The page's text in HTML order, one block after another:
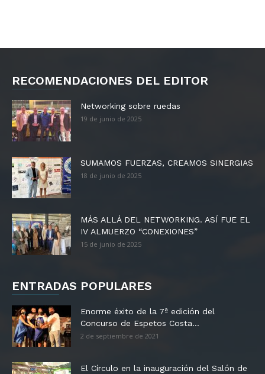
RECOMENDACIONES DEL EDITOR
Networking sobre ruedas
19 de junio de 2025
SUMAMOS FUERZAS, CREAMOS SINERGIAS
18 de junio de 2025
MÁS ALLÁ DEL NETWORKING. ASÍ FUE EL
IV ALMUERZO “CONEXIONES”
15 de junio de 2025
ENTRADAS POPULARES
Enorme éxito de la 7ª edición del
Concurso de Espetos Costa...
2 de septiembre de 2021
El Círculo en la inauguración del Salón de